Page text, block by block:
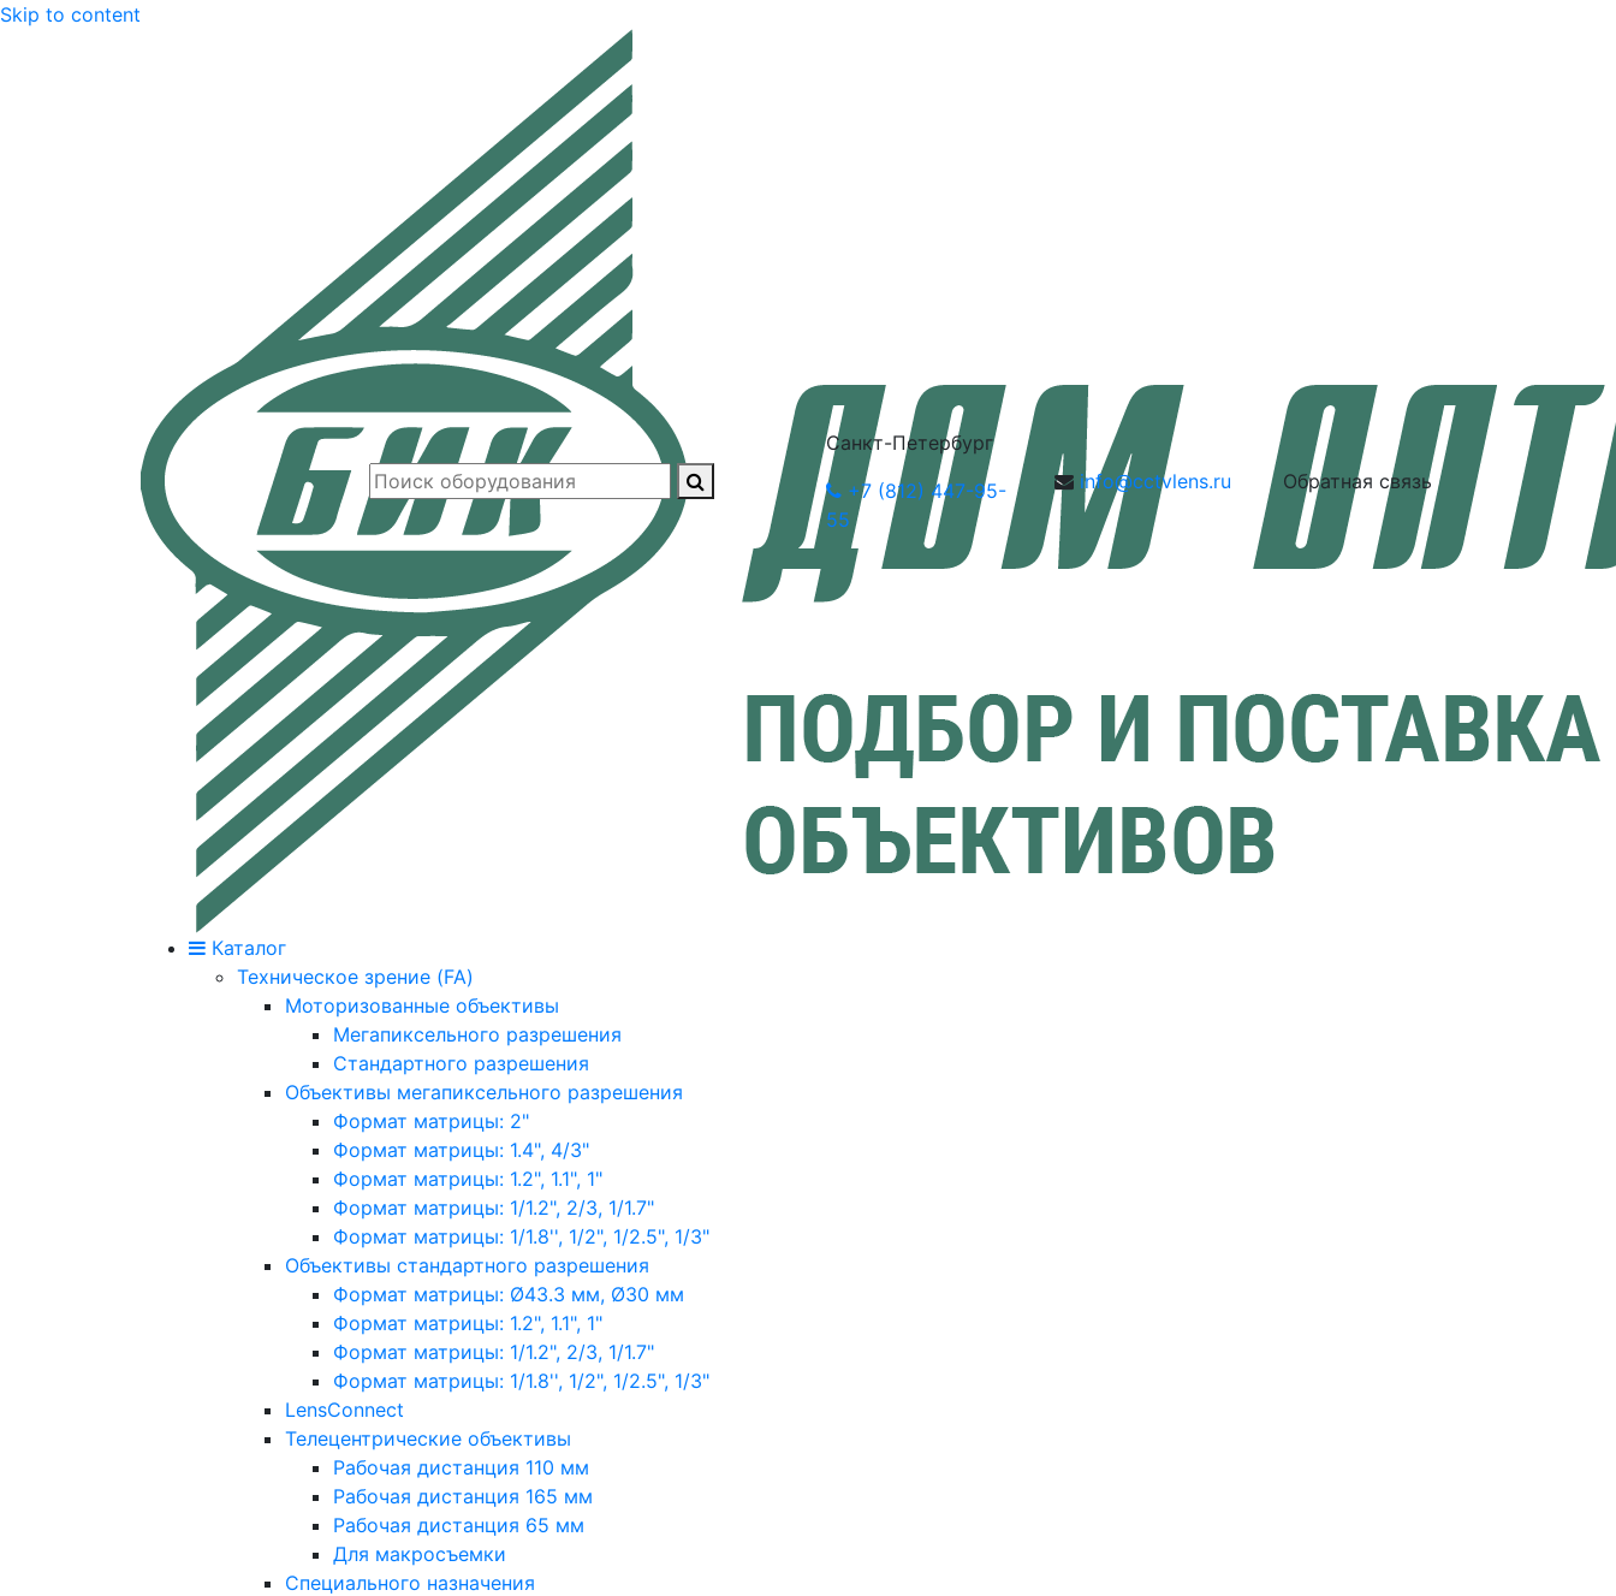
Skip to content
Санкт-Петербург
+7 (812) 447-95-
55
info@cctvlens.ru Обратная связь
Каталог
Техническое зрение (FA)
Моторизованные объективы
Мегапиксельного разрешения
Стандартного разрешения
Объективы мегапиксельного разрешения
Формат матрицы: 2"
Формат матрицы: 1.4", 4/3"
Формат матрицы: 1.2", 1.1", 1"
Формат матрицы: 1/1.2", 2/3, 1/1.7"
Формат матрицы: 1/1.8'', 1/2", 1/2.5", 1/3"
Объективы стандартного разрешения
Формат матрицы: Ø43.3 мм, Ø30 мм
Формат матрицы: 1.2", 1.1", 1"
Формат матрицы: 1/1.2", 2/3, 1/1.7"
Формат матрицы: 1/1.8'', 1/2", 1/2.5", 1/3"
LensConnect
Телецентрические объективы
Рабочая дистанция 110 мм
Рабочая дистанция 165 мм
Рабочая дистанция 65 мм
Для макросъемки
Специального назначения